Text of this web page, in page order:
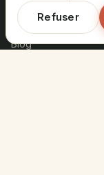
FAQ
Notre histoire
Blog
Refuser